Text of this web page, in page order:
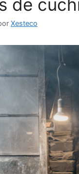
de
Xesteco